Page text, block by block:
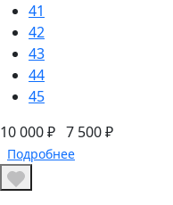
41
42
43
44
45
10 000 ₽ 7 500 ₽
Подробнее